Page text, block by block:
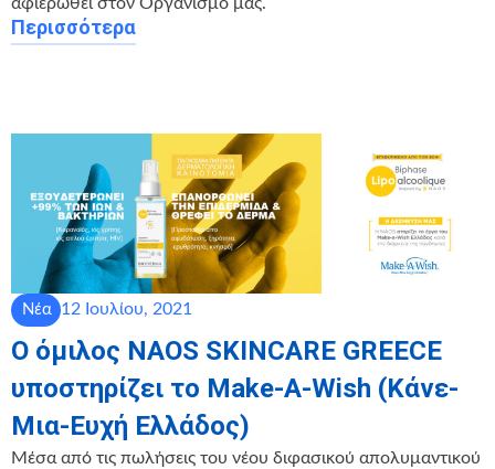
Περισσότερα
Νέα 12 Ιουλίου, 2021
Ο όμιλος NAOS SKINCARE GREECE
υποστηρίζει το Make-A-Wish (Κάνε-
Μια-Ευχή Ελλάδος)
Μέσα από τις πωλήσεις του νέου διφασικού απολυμαντικού